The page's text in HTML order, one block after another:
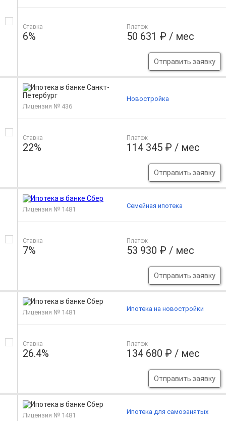
Ставка
6%
Платеж
50 631 ₽ / мес
Отправить заявку
Лицензия № 436
Ставка
22%
Платеж
114 345 ₽ / мес
Отправить заявку
Новостройка
Лицензия № 1481
Ставка
7%
Платеж
53 930 ₽ / мес
Отправить заявку
Семейная ипотека
Лицензия № 1481
Ставка
26.4%
Платеж
134 680 ₽ / мес
Отправить заявку
Ипотека на новостройки
Лицензия № 1481 Ипотека для самозанятых